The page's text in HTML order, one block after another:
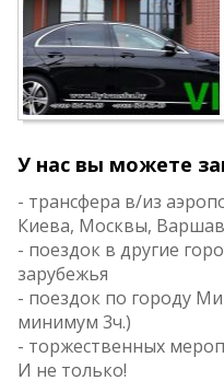
У нас вы можете
- трансфера в/из
Киева, Москвы,
- поездок в другие
зарубежья
- поездок по городу
минимум 3ч.)
- торжественных
И не только!